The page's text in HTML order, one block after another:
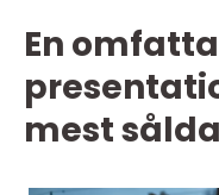
En
mest